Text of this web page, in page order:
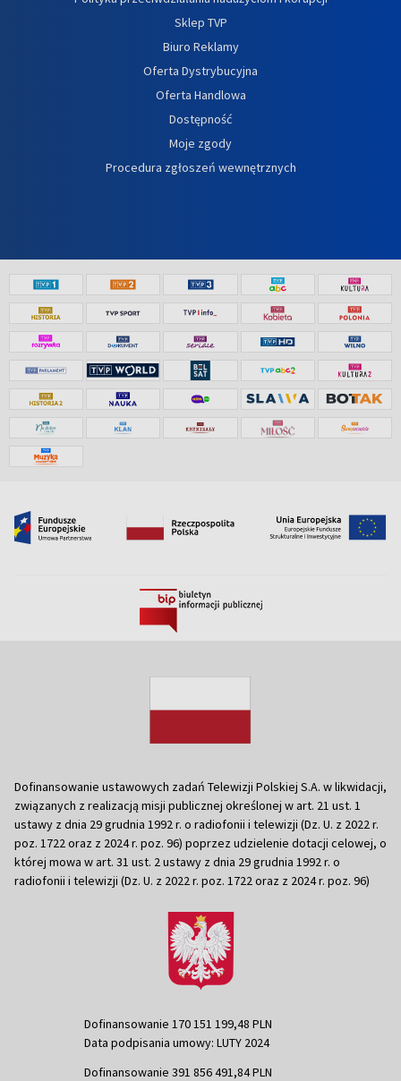
Sklep TVP
Biuro Reklamy
Oferta Dystrybucyjna
Oferta Handlowa
Dostępność
Moje zgody
Procedura zgłoszeń wewnętrznych
Dofinansowanie ustawowych zadań Telewizji Polskiej S.A. w likwidacji,
związanych z realizacją misji publicznej określonej w art. 21 ust. 1
ustawy z dnia 29 grudnia 1992 r. o radiofonii i telewizji (Dz. U. z 2022 r.
poz. 1722 oraz z 2024 r. poz. 96) poprzez udzielenie dotacji celowej, o
której mowa w art. 31 ust. 2 ustawy z dnia 29 grudnia 1992 r. o
radiofonii i telewizji (Dz. U. z 2022 r. poz. 1722 oraz z 2024 r. poz. 96)
Dofinansowanie 170 151 199,48 PLN
Data podpisania umowy: LUTY 2024
Dofinansowanie 391 856 491,84 PLN